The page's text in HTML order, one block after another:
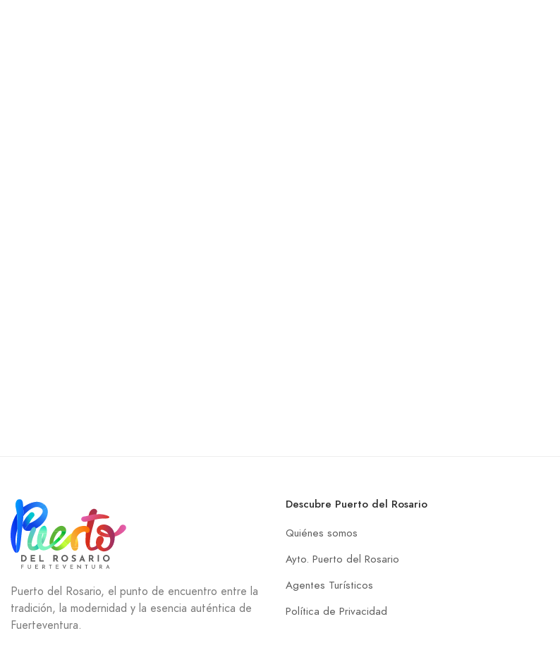
Puerto del Rosario, el punto de encuentro entre la
tradición, la modernidad y la esencia auténtica de
Fuerteventura.
Descubre Puerto del Rosario
Quiénes somos
Ayto. Puerto del Rosario
Agentes Turísticos
Política de Privacidad